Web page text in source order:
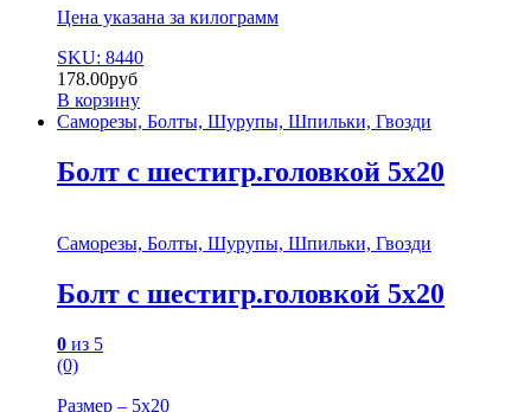
Цена указана за килограмм
SKU: 8440
178.00руб
В корзину
Саморезы, Болты, Шурупы, Шпильки, Гвозди
Болт с шестигр.головкой 5х20
Саморезы, Болты, Шурупы, Шпильки, Гвозди
Болт с шестигр.головкой 5х20
0 из 5
(0)
Размер – 5х20